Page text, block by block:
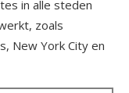
in alle steden
zoals
New York City en